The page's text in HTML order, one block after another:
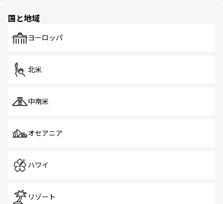
で、ホーカーズは地元の風情を楽しめる外せないスポット
国と地域
ヨーロッパ
北米
中南米
オセアニア
ハワイ
リゾート